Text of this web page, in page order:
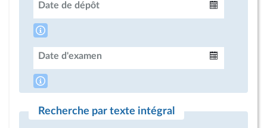
Date de dépôt
Date d'examen
Recherche par texte intégral